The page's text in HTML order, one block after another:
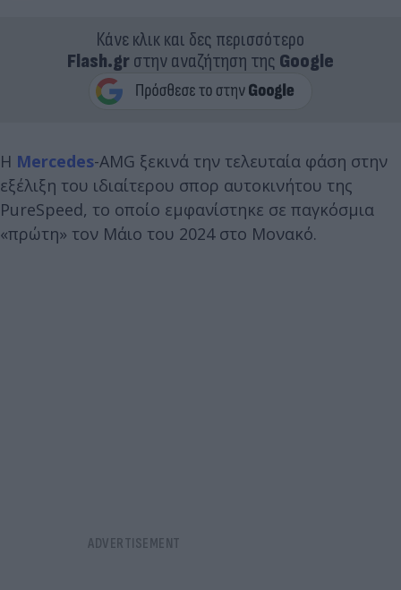
Κάνε κλικ και δες περισσότερο
Flash.grστην αναζήτηση της Google
Η Mercedes-AMG ξεκινά την τελευταία φάση στην
εξέλιξη του ιδιαίτερου σπορ αυτοκινήτου της
PureSpeed, το οποίο εμφανίστηκε σε παγκόσμια
«πρώτη» τον Μάιο του 2024 στο Μονακό.